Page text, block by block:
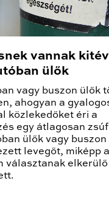
vannak
ülők
vagy buszon ülők
ahogyan a
közlekedőket éri a
egy átlagosan
ülők vagy
levegőt, miképp a
választanak